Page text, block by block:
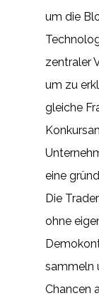
um die
zentraler
um zu
gleiche
eine
Die
ohne
sammeln
Chancen